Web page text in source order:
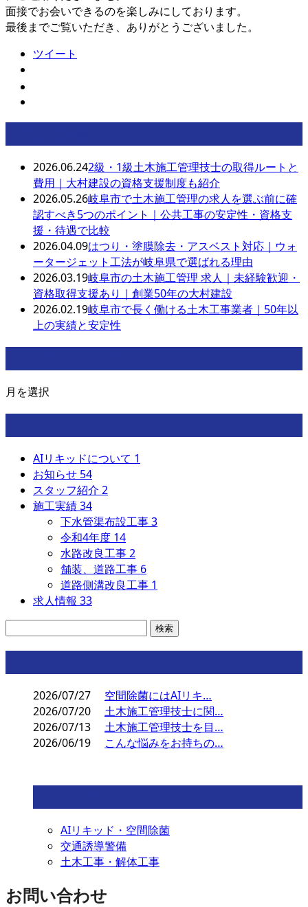
面接でお会いできるのを楽しみにしております。
最後までご覧いただき、ありがとうございました。
ツイート
2026.06.242級・1級土木施工管理技士の取得ルートと
費用｜大村建設の資格支援制度も紹介
2026.05.26岐阜市で土木施工管理の求人を選ぶ前に確
認すべき5つのポイント｜公共工事の安定性・資格支
援・待遇で比較
2026.04.09はつり・塗膜除去・アスベスト対応｜ウォ
ータージェット工法が岐阜県で選ばれる理由
2026.03.19岐阜市の土木施工管理 求人｜未経験歓迎・
資格取得支援あり｜創業50年の大村建設
2026.02.19岐阜市で長く働ける土木工事業者｜50年以
上の実績と安定性
月を選択
AIリキッドについて 1
お知らせ 54
スタッフ紹介 2
施工実績34
下水管渠布設工事3
令和4年度 14
水路改良工事2
舗装、道路工事 6
道路側溝改良工事 1
求人情報 33
2026/07/27
空間除菌にはAIリキ…
2026/07/20
土木施工管理技士に関…
2026/07/13
土木施工管理技士を目…
2026/06/19
こんな悩みをお持ちの…
AIリキッド・空間除菌
交通誘導警備
土木工事・解体工事
お問い合わせ